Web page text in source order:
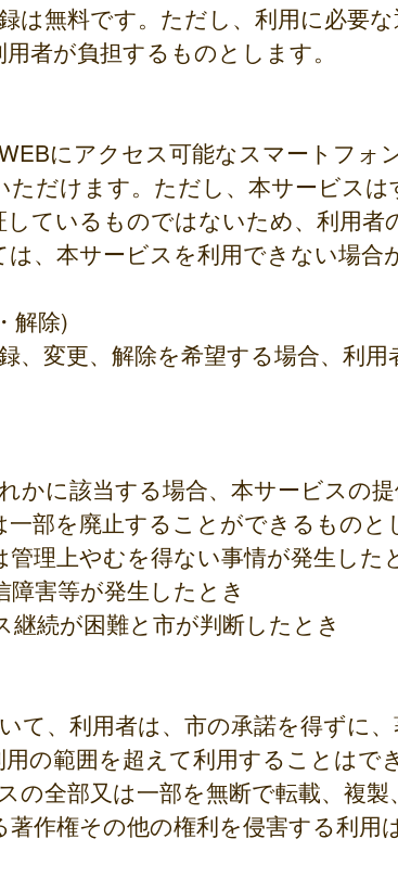
無料です。ただし、利用に必要な
者が負担するものとします。
にアクセス可能なスマートフォ
ただけます。ただし、本サービスは
ているものではないため、利用者
、本サービスを利用できない場合
解除)
変更、解除を希望する場合、利用
に該当する場合、本サービスの提
部を廃止することができるものと
理上やむを得ない事情が発生した
害等が発生したとき
続が困難と市が判断したとき
、利用者は、市の承諾を得ずに、
の範囲を超えて利用することはで
全部又は一部を無断で転載、複製
作権その他の権利を侵害する利用